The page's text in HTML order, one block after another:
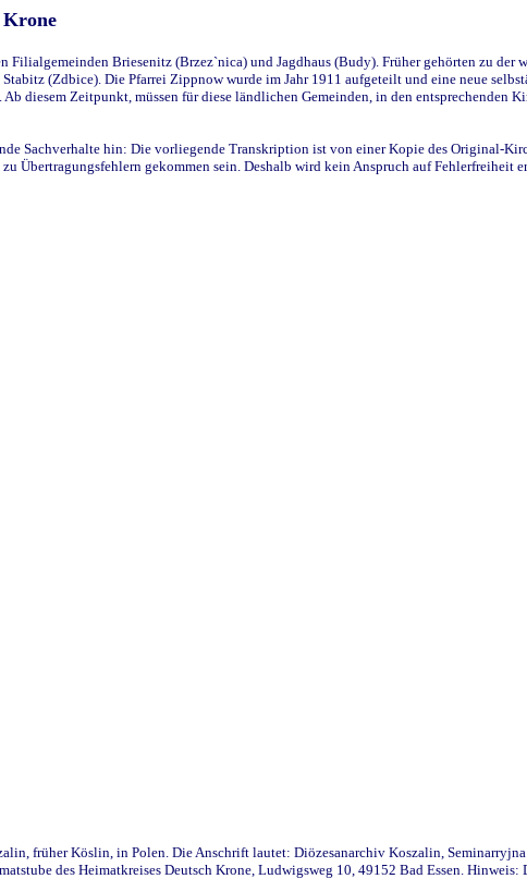
Krone
Briesenitz (Brzez`nica) und Jagdhaus (Budy). Früher gehörten zu der
(Zdbice). Die Pfarrei Zippnow wurde im Jahr 1911 aufgeteilt und eine neue
Zeitpunkt, müssen für diese ländlichen Gemeinden, in den entsprechenden
Sachverhalte hin: Die vorliegende Transkription ist von einer Kopie des Original-
Übertragungsfehlern gekommen sein. Deshalb wird kein Anspruch auf Fehlerfreiheit
früher Köslin, in Polen. Die Anschrift lautet: Diözesanarchiv Koszalin,
des Heimatkreises Deutsch Krone, Ludwigsweg 10, 49152 Bad Essen.